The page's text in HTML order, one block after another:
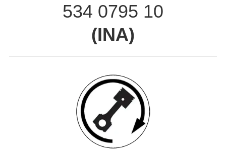
534 0795 10
(INA)